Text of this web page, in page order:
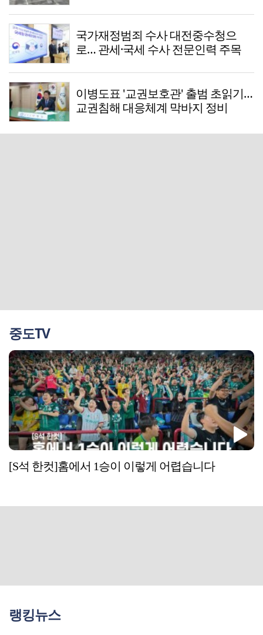
국가재정범죄 수사 대전중수청으
로… 관세·국세 수사 전문인력 주목
이병도표 '교권보호관' 출범 초읽기…
교권침해 대응체계 막바지 정비
중도TV
[S석 한컷]홈에서 1승이 이렇게 어렵습니다
랭킹뉴스